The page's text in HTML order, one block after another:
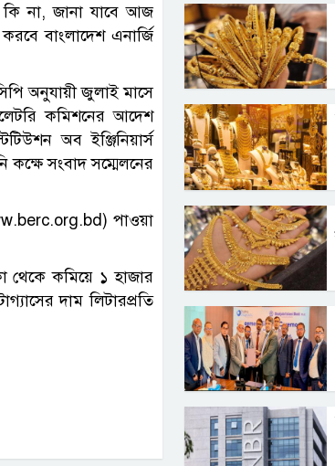
কি না, জানা যাবে আজ
বাংলাদেশ এনার্জি
অনুযায়ী জুলাই মাসে
কমিশনের আদেশ
অব ইঞ্জিনিয়ার্স
কক্ষে সংবাদ সম্মেলনের
পাওয়া
থেকে কমিয়ে ১ হাজার
দাম লিটারপ্রতি